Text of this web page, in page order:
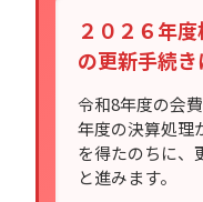
２０２６年
の更新手続き
令和8年度の会
年度の決算処理
を得たのちに、
と進みます。